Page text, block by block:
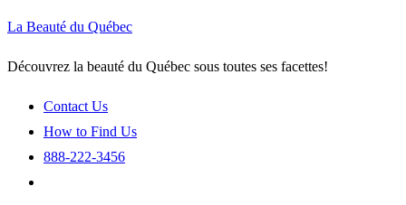
La Beauté du Québec
Découvrez la beauté du Québec sous toutes ses facettes!
Contact Us
How to Find Us
888-222-3456